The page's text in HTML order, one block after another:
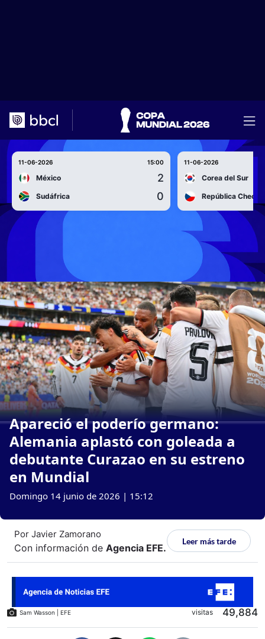
11-06-2026 15:00
México 2
Sudáfrica 0
11-06-2026
Corea del Sur
República Checa
Apareció el poderío germano:
Alemania aplastó con goleada a
debutante Curazao en su estreno
en Mundial
Domingo 14 junio de 2026 | 15:12
Por Javier Zamorano
Con información de Agencia EFE.
Leer más tarde
Sam Wasson | EFE visitas 49,884